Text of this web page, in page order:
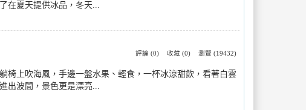
在夏天提供冰品，冬天...
評論 (0) 收藏 (0) 瀏覽 (19432)
椅上吹海風，手邊一盤水果、輕食，一杯冰涼甜飲，看著白雲
出波間，景色更是漂亮...